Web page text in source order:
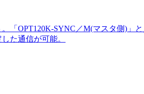
「OPT120K-SYNC／M(マスタ側)
た通信が可能。